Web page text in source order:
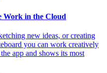
Work in the Cloud
new ideas, or creating
you can work creatively
app and shows its most